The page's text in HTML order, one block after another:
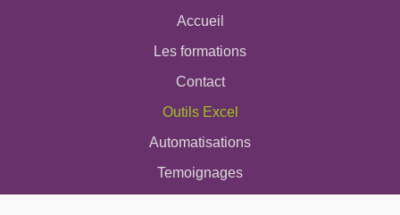
Accueil
Les formations
Contact
Outils Excel
Automatisations
Temoignages